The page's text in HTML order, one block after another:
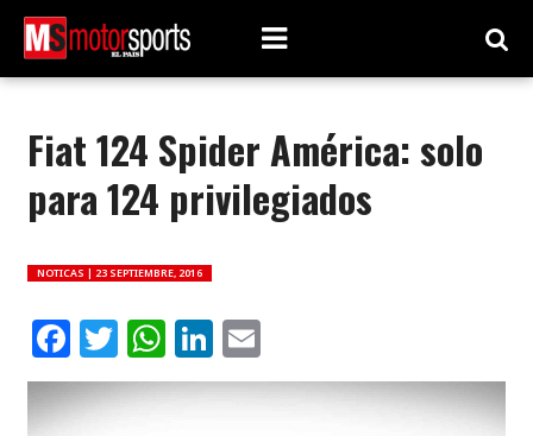
Fiat 124 Spider América: solo
para 124 privilegiados
NOTICAS | 23 SEPTIEMBRE, 2016
Facebook
Twitter
WhatsApp
LinkedIn
Email